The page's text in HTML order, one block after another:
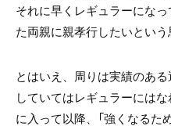
それに早くレギュラーにな
た両親に親孝行したいという
とはいえ、周りは実績のあ
していてはレギュラーには
に入って以降、「強くなるた